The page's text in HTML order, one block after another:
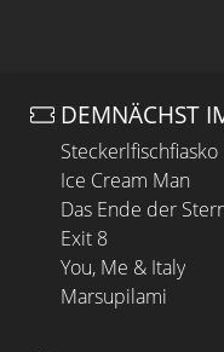
DEMNÄCHST
Steckerlfischfiasko
Ice Cream Man
Das Ende der
Exit 8
You, Me & Italy
Marsupilami